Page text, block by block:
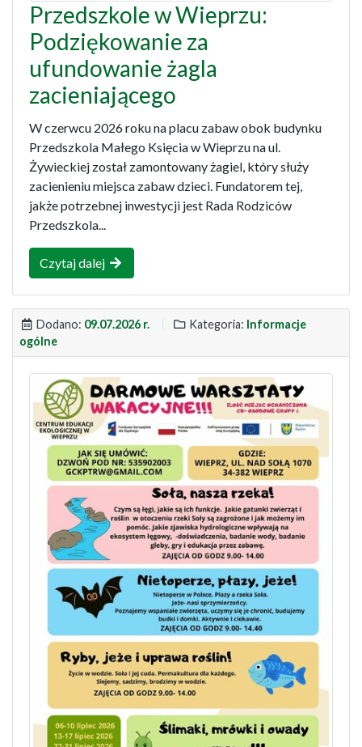
Przedszkole w Wieprzu:
Podziękowanie za
ufundowanie żagla
zacieniającego
W czerwcu 2026 roku na placu zabaw obok budynku
Przedszkola Małego Księcia w Wieprzu na ul.
Żywieckiej został zamontowany żagiel, który służy
zacienieniu miejsca zabaw dzieci. Fundatorem tej,
jakże potrzebnej inwestycji jest Rada Rodziców
Przedszkola...
Czytaj dalej
Dodano: 09.07.2026 r. Kategoria: Informacje
ogólne